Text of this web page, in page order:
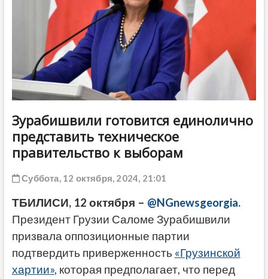
Зурабишвили готовится единолично
представить техническое
правительство к выборам
Суббота, 12 октября, 2024, 21:01
ТБИЛИСИ, 12 октября – @NGnewsgeorgia.
Президент Грузии Саломе Зурабишвили
призвала оппозиционные партии
подтвердить приверженность «Грузинской
хартии», которая предполагает, что перед